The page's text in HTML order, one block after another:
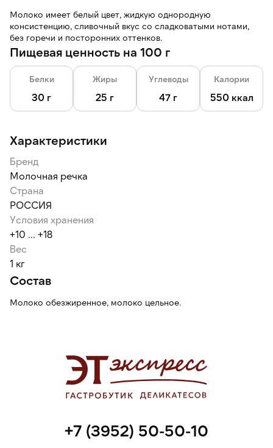
Молоко имеет белый цвет, жидкую однородную
консистенцию, сливочный вкус со сладковатыми нотами,
без горечи и посторонних оттенков.
Пищевая ценность на 100 г
Белки
30 г
Жиры
25 г
Углеводы
47 г
Калории
550 ккал
Характеристики
Бренд
Молочная речка
Страна
РОССИЯ
Условия хранения
+10 ... +18
Вес
1 кг
Состав
Молоко обезжиренное, молоко цельное.
+7 (3952) 50-50-10